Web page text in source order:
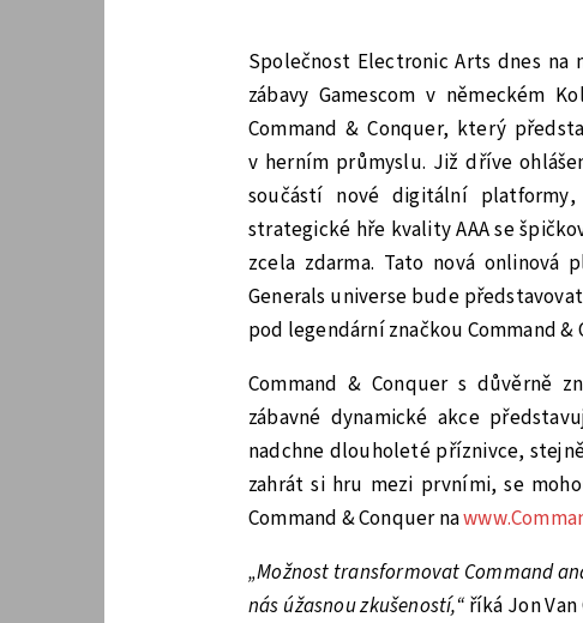
Společnost Electronic Arts dnes
zábavy Gamescom v německém
Command & Conquer, který
v herním průmyslu. Již dříve
součástí nové digitální
strategické hře kvality AAA se
zcela zdarma. Tato nová onlinová
Generals universe bude
pod legendární značkou Command &
Command & Conquer s důvěrně
zábavné dynamické akce
nadchne dlouholeté příznivce,
zahrát si hru mezi prvními, se
Command & Conquer na
„Možnost transformovat Command
nás úžasnou zkušeností,“říká Jon Van